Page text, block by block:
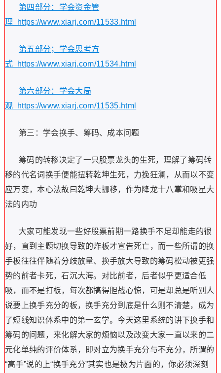
第四部分：学会资金管
理 https://www.xiarj.com/11533.html
第五部分；学会思考方
式 https://www.xiarj.com/11534.html
第六部分：学会大局
观 https://www.xiarj.com/11535.html
第三：学会换手、筹码、成本问题
筹码的转移决定了一只股票龙头的生死，理解了筹码转
移的代名词换手便能扭转乾坤生死，力挽狂澜，从而以不变
应万变，本心法故曰乾坤大挪移，作为降龙十八掌和吸星大
法的内功
大家可能发现一些好股票前期一路换手不足却能走的很
好，直到主题切换导致的炸板才宣告死亡，而一些所谓的换
手板往往伴随着分歧放量、换手放大导致的筹码松动被更强
势的前者卡死，石沉大海。对比前者，后者似乎更适合低
吸，而不是打板，每次都搞得胆战心惊，可是却总是听别人
说要上换手充分的板，换手充分到底是什么则不清楚，成为
了短线知识体系中的第一玄学。今天这里系统的讲下换手和
筹码的问题，来化解大家的烦恼以及改变大家一直以来的二
元化单纯的评价体系，即对立为换手充分与不充分，所谓的
“高手”说的上“换手充分”其实也是极为片面的，你必须深刻